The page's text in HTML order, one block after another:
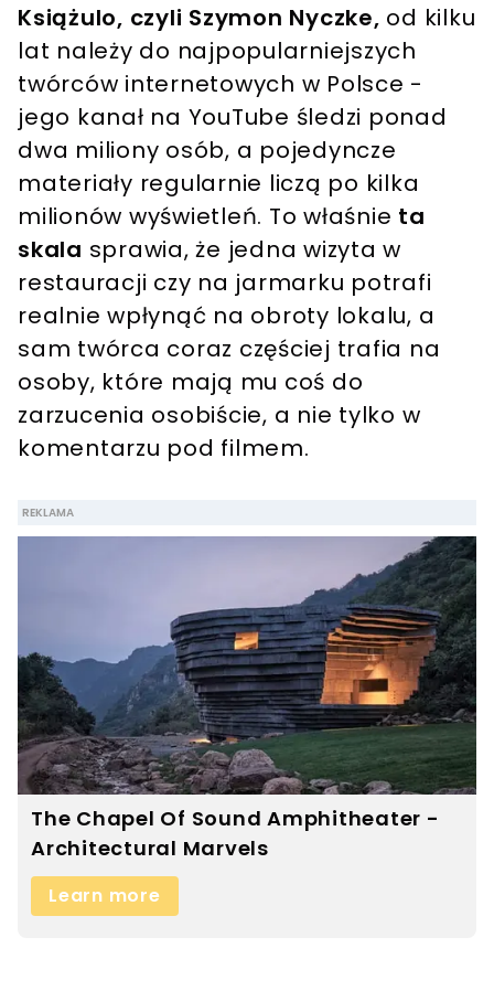
Książulo, czyli Szymon Nyczke, od kilku
lat należy do najpopularniejszych
twórców internetowych w Polsce -
jego kanał na YouTube śledzi ponad
dwa miliony osób, a pojedyncze
materiały regularnie liczą po kilka
milionów wyświetleń. To właśnie ta
skala sprawia, że jedna wizyta w
restauracji czy na jarmarku potrafi
realnie wpłynąć na obroty lokalu, a
sam twórca coraz częściej trafia na
osoby, które mają mu coś do
zarzucenia osobiście, a nie tylko w
komentarzu pod filmem.